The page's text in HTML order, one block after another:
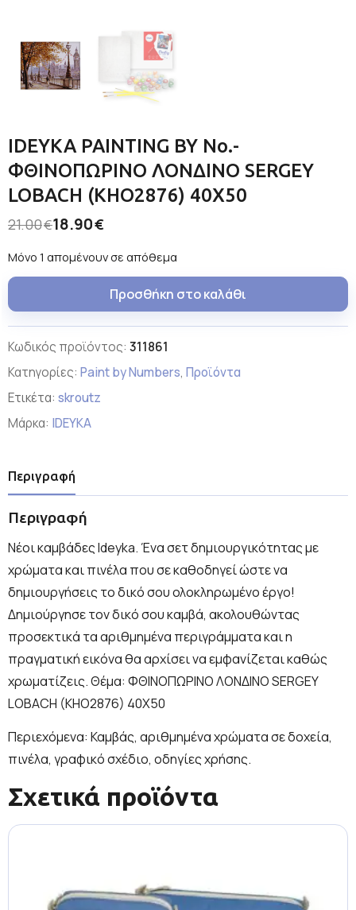
IDEYKA PAINTING BY No.-
ΦΘΙΝΟΠΩΡΙΝΟ ΛΟΝΔΙΝΟ SERGEY
LOBACH (KHO2876) 40Χ50
21.00€18.90€
Μόνο 1 απομένουν σε απόθεμα
Προσθήκη στο καλάθι
Κωδικός προϊόντος: 311861
Κατηγορίες: Paint by Numbers, Προϊόντα
Ετικέτα: skroutz
Μάρκα: IDEYKA
Περιγραφή
Περιγραφή
Νέοι καμβάδες Ideyka. Ένα σετ δημιουργικότητας με
χρώματα και πινέλα που σε καθοδηγεί ώστε να
δημιουργήσεις το δικό σου ολοκληρωμένο έργο!
Δημιούργησε τον δικό σου καμβά, ακολουθώντας
προσεκτικά τα αριθμημένα περιγράμματα και η
πραγματική εικόνα θα αρχίσει να εμφανίζεται καθώς
χρωματίζεις. Θέμα: ΦΘΙΝΟΠΩΡΙΝΟ ΛΟΝΔΙΝΟ SERGEY
LOBACH (KHO2876) 40Χ50
Περιεχόμενα: Καμβάς, αριθμημένα χρώματα σε δοχεία,
πινέλα, γραφικό σχέδιο, οδηγίες χρήσης.
Σχετικά προϊόντα